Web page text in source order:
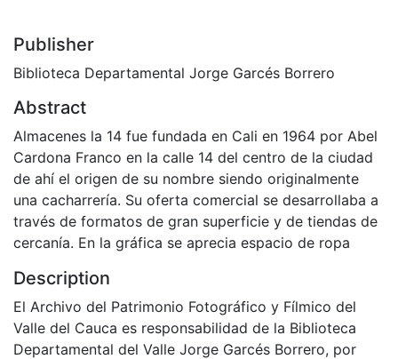
Publisher
Biblioteca Departamental Jorge Garcés Borrero
Abstract
Almacenes la 14 fue fundada en Cali en 1964 por Abel
Cardona Franco en la calle 14 del centro de la ciudad
de ahí el origen de su nombre siendo originalmente
una cacharrería. Su oferta comercial se desarrollaba a
través de formatos de gran superficie y de tiendas de
cercanía. En la gráfica se aprecia espacio de ropa
Description
El Archivo del Patrimonio Fotográfico y Fílmico del
Valle del Cauca es responsabilidad de la Biblioteca
Departamental del Valle Jorge Garcés Borrero, por